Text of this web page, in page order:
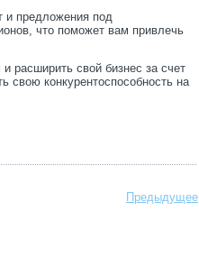
и предложения под
что поможет вам привлечь
расширить свой бизнес за счет
свою конкурентоспособность на
Предыдущее